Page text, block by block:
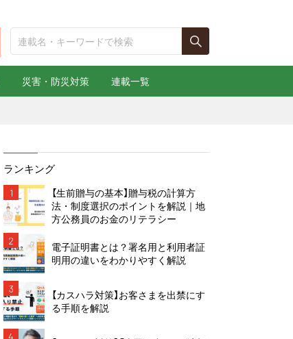
災害・防災対策 連載一覧
ランキング
1
【生前贈与の基本】贈与税の計算方
法・制度選択のポイントを解説｜地
方公務員のお金のリテラシー
2
電子証明書とは？署名用と利用者証
明用の違いをわかりやすく解説
3
【カスハラ対策】お客さまを出禁にす
る手順を解説
4